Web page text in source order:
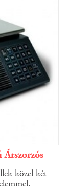
közel két